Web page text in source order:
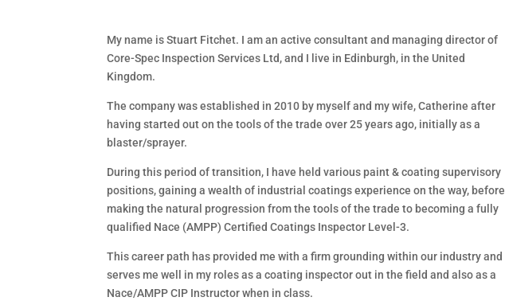
My name is Stuart Fitchet. I am an active consultant and managing director of
Core-Spec Inspection Services Ltd, and I live in Edinburgh, in the United
Kingdom.
The company was established in 2010 by myself and my wife, Catherine after
having started out on the tools of the trade over 25 years ago, initially as a
blaster/sprayer.
During this period of transition, I have held various paint & coating supervisory
positions, gaining a wealth of industrial coatings experience on the way, before
making the natural progression from the tools of the trade to becoming a fully
qualified Nace (AMPP) Certified Coatings Inspector Level-3.
This career path has provided me with a firm grounding within our industry and
serves me well in my roles as a coating inspector out in the field and also as a
Nace/AMPP CIP Instructor when in class.